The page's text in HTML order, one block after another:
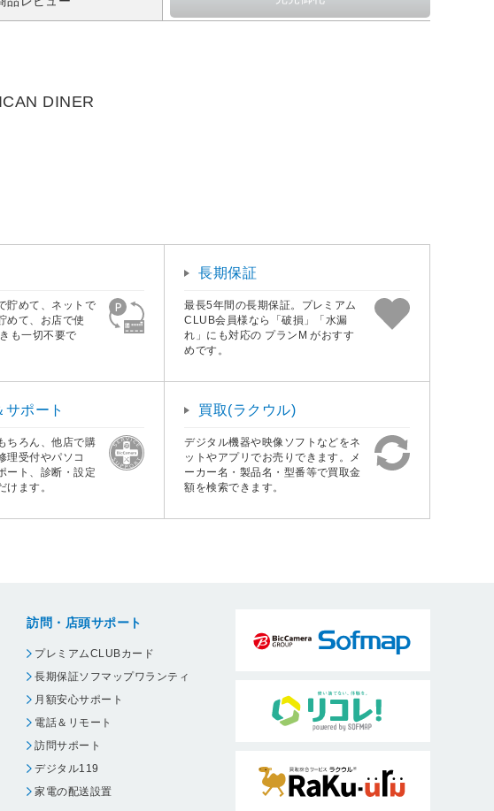
DINER
貯めて、ネットで
めて、お店で使
も一切不要で
長期保証
最長5年間の長期保証。プレミアム
CLUB会員様なら「破損」「水漏
れ」にも対応の プランM がおすす
めです。
サポート
ちろん、他店で購
理受付やパソコ
ート、診断・設定
けます。
買取(ラクウル)
デジタル機器や映像ソフトなどをネ
ットやアプリでお売りできます。メ
ーカー名・製品名・型番等で買取金
額を検索できます。
訪問・店頭サポート
プレミアムCLUBカード
長期保証ソフマップワランティ
月額安心サポート
電話＆リモート
訪問サポート
デジタル119
家電の配送設置